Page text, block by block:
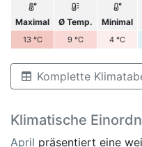
Maximal Ø Temp. Minimal
13 °C 9 °C 4 °C
Komplette
Klimatische
April präsentiert eine